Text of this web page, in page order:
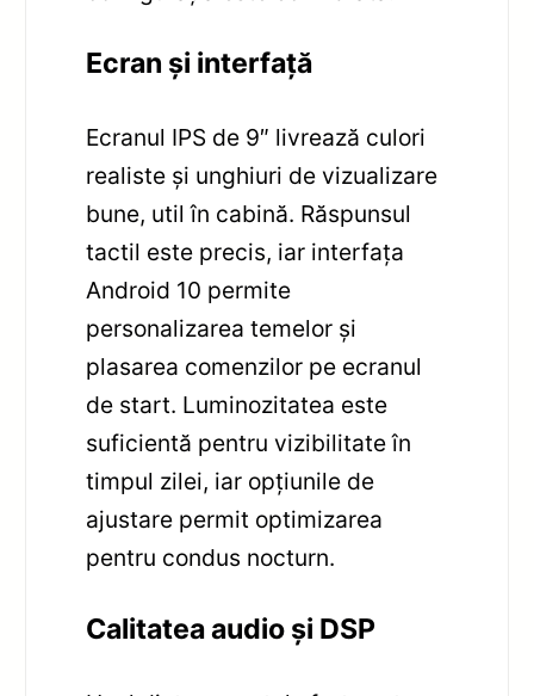
Ecran și interfață
Ecranul IPS de 9″ livrează culori
realiste și unghiuri de vizualizare
bune, util în cabină. Răspunsul
tactil este precis, iar interfața
Android 10 permite
personalizarea temelor și
plasarea comenzilor pe ecranul
de start. Luminozitatea este
suficientă pentru vizibilitate în
timpul zilei, iar opțiunile de
ajustare permit optimizarea
pentru condus nocturn.
Calitatea audio și DSP